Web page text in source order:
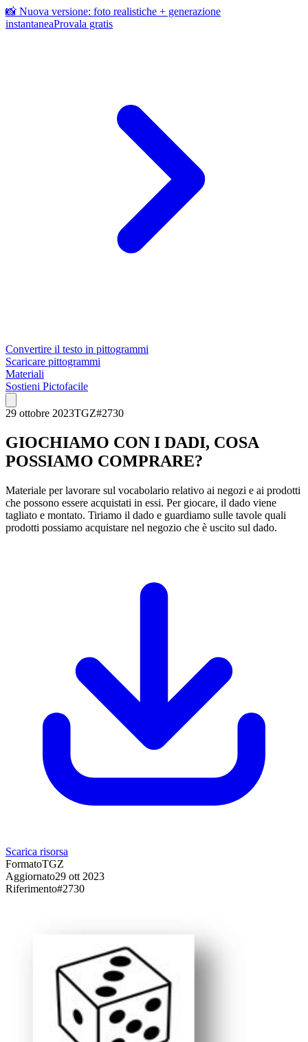
📸 Nuova versione: foto realistiche + generazione
instantaneaProvala gratis
Convertire il testo in pittogrammi
Scaricare pittogrammi
Materiali
Sostieni Pictofacile
29 ottobre 2023TGZ#2730
GIOCHIAMO CON I DADI, COSA
POSSIAMO COMPRARE?
Materiale per lavorare sul vocabolario relativo ai negozi e ai prodotti
che possono essere acquistati in essi. Per giocare, il dado viene
tagliato e montato. Tiriamo il dado e guardiamo sulle tavole quali
prodotti possiamo acquistare nel negozio che è uscito sul dado.
Scarica risorsa
FormatoTGZ
Aggiornato29 ott 2023
Riferimento#2730